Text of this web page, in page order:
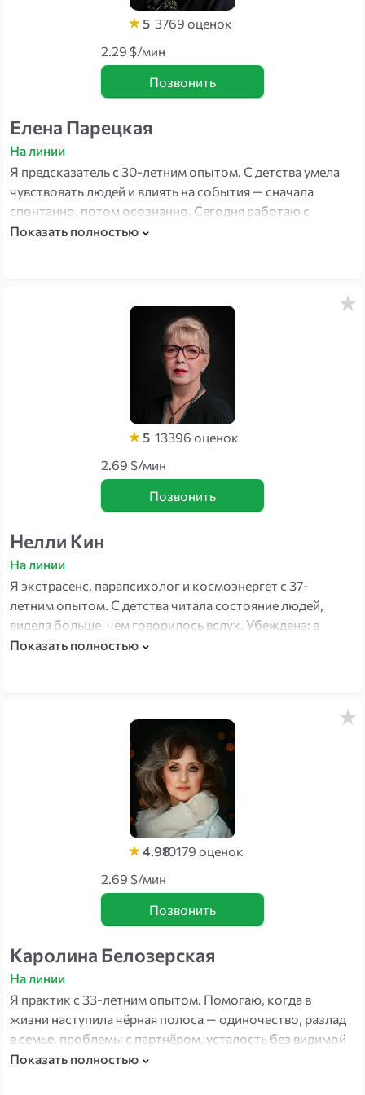
5 3769 оценок
2.29 $/мин
Позвонить
Елена Парецкая
На линии
Я предсказатель с 30-летним опытом. С детства умела
чувствовать людей и влиять на события — сначала
спонтанно, потом осознанно. Сегодня работаю с
картами и ментальными практиками: помогаю увидеть,
Показать полностью
5 13396 оценок
2.69 $/мин
Позвонить
Нелли Кин
На линии
Я экстрасенс, парапсихолог и космоэнергет с 37-
летним опытом. С детства читала состояние людей,
видела больше, чем говорилось вслух. Убеждена: в
каждом человеке — огромный внутренний потенциал.
Показать полностью
4.9810179 оценок
2.69 $/мин
Позвонить
Каролина Белозерская
На линии
Я практик с 33-летним опытом. Помогаю, когда в
жизни наступила чёрная полоса — одиночество, разлад
в семье, проблемы с партнёром, усталость без видимой
причины. Работаю с отношениями, финансами,
Показать полностью